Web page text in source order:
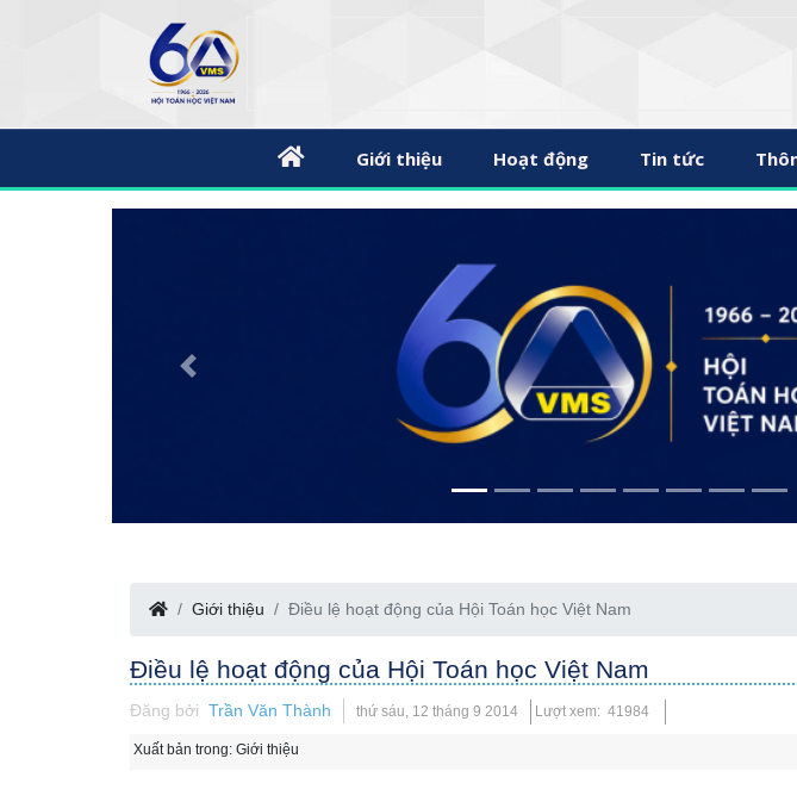
Giới thiệu Hoạt động Tin tức
Giới thiệu Điều lệ hoạt động của Hội Toán học Việt Nam
Điều lệ hoạt động của Hội Toán học Việt Nam
Đăng bởiTrần Văn Thành thứ sáu, 12 tháng 9 2014 Lượt xem: 41984
Xuất bản trong: Giới thiệu